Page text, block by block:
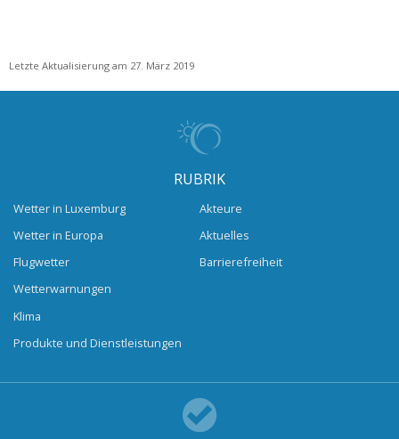
Letzte Aktualisierung am 27. März 2019
RUBRIK
Wetter in Luxemburg
Wetter in Europa
Flugwetter
Wetterwarnungen
Klima
Produkte und Dienstleistungen
Akteure
Aktuelles
Barrierefreiheit